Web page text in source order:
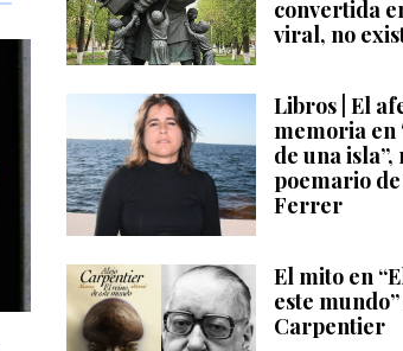
convertida
viral, no
Libros | El
memoria en
de una isla”,
poemario
Ferrer
El mito en
este
Carpentier